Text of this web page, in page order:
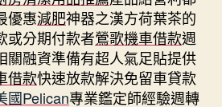
優惠減肥神器之漢方荷葉茶的
或分期付款者鶯歌機車借款週
關融資準備有超人氣足貼提供
借款快速放款解決免留車貸款
國Pelican專業鑑定師經驗週轉